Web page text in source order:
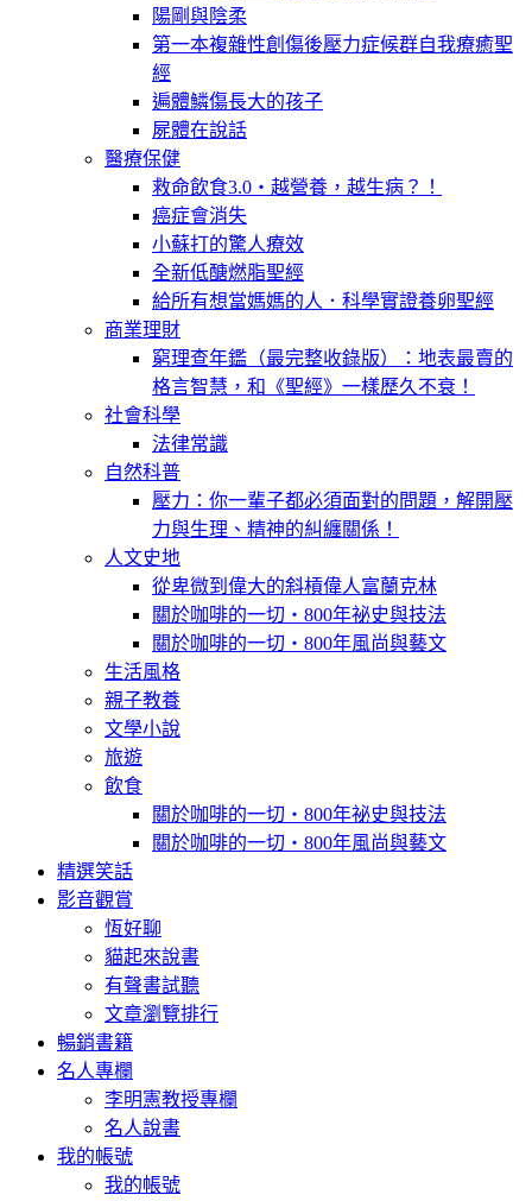
陽剛與陰柔
第一本複雜性創傷後壓力症候群自我療癒聖
經
遍體鱗傷長大的孩子
屍體在說話
醫療保健
救命飲食3.0‧越營養，越生病？！
癌症會消失
小蘇打的驚人療效
全新低醣燃脂聖經
給所有想當媽媽的人．科學實證養卵聖經
商業理財
窮理查年鑑（最完整收錄版）：地表最賣的
格言智慧，和《聖經》一樣歷久不衰！
社會科學
法律常識
自然科普
壓力：你一輩子都必須面對的問題，解開壓
力與生理、精神的糾纏關係！
人文史地
從卑微到偉大的斜槓偉人富蘭克林
關於咖啡的一切‧800年祕史與技法
關於咖啡的一切‧800年風尚與藝文
生活風格
親子教養
文學小說
旅遊
飲食
關於咖啡的一切‧800年祕史與技法
關於咖啡的一切‧800年風尚與藝文
精選笑話
影音觀賞
恆好聊
貓起來說書
有聲書試聽
文章瀏覽排行
暢銷書籍
名人專欄
李明憲教授專欄
名人說書
我的帳號
我的帳號